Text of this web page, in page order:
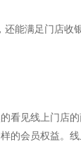
能满足门店
看见线上门店的
的会员权益。